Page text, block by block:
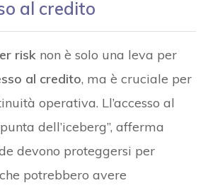
al credito
risk non è solo una leva per
al credito, ma è cruciale per
operativa. Ll’accesso al
dell’iceberg”, afferma
devono proteggersi per
potrebbero avere